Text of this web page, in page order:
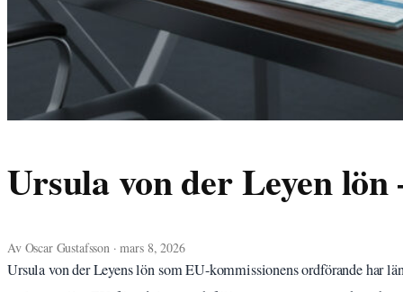
Ursula von der Leyen
Av Oscar Gustafsson · mars 8, 2026
Ursula von der Leyens lön som EU-kommissionens ordförande har